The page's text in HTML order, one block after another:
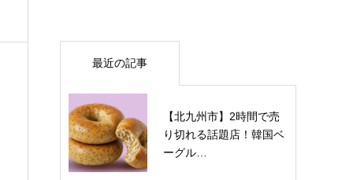
最近の記事
【北九州市】2時間で売
り切れる話題店！韓国ベ
ーグル…